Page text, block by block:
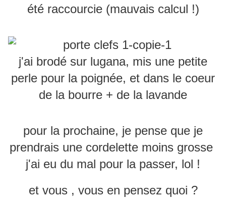
été raccourcie (mauvais calcul !)
j'ai brodé sur lugana, mis une petite
perle pour la poignée, et dans le coeur
de la bourre + de la lavande
pour la prochaine, je pense que je
prendrais une cordelette moins grosse
j'ai eu du mal pour la passer, lol !
et vous , vous en pensez quoi ?